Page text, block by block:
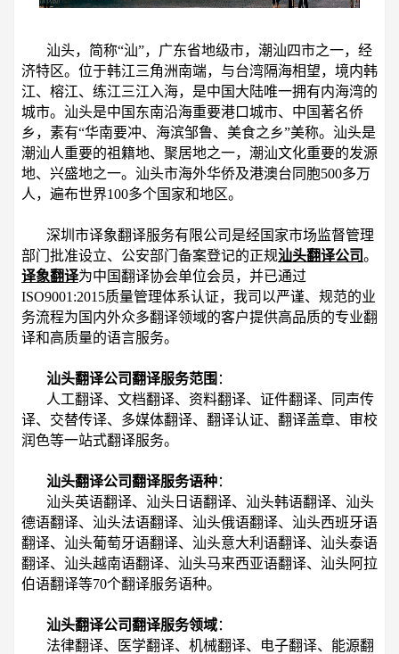
汕头，简称“汕”，广东省地级市，潮汕四市之一，经
济特区。位于韩江三角洲南端，与台湾隔海相望，境内韩
江、榕江、练江三江入海，是中国大陆唯一拥有内海湾的
城市。汕头是中国东南沿海重要港口城市、中国著名侨
乡，素有“华南要冲、海滨邹鲁、美食之乡”美称。汕头是
潮汕人重要的祖籍地、聚居地之一，潮汕文化重要的发源
地、兴盛地之一。汕头市海外华侨及港澳台同胞500多万
人，遍布世界100多个国家和地区。
深圳市译象翻译服务有限公司是经国家市场监督管理
部门批准设立、公安部门备案登记的正规汕头翻译公司。
译象翻译为中国翻译协会单位会员，并已通过
ISO9001:2015质量管理体系认证，我司以严谨、规范的业
务流程为国内外众多翻译领域的客户提供高品质的专业翻
译和高质量的语言服务。
汕头翻译公司翻译服务范围 ：
人工翻译、文档翻译、资料翻译、证件翻译、同声传
译、交替传译、多媒体翻译、翻译认证、翻译盖章、审校
润色等一站式翻译服务。
汕头翻译公司翻译服务语种：
汕头英语翻译、汕头日语翻译、汕头韩语翻译、汕头
德语翻译、汕头法语翻译、汕头俄语翻译、汕头西班牙语
翻译、汕头葡萄牙语翻译、汕头意大利语翻译、汕头泰语
翻译、汕头越南语翻译、汕头马来西亚语翻译、汕头阿拉
伯语翻译等70个翻译服务语种。
汕头翻译公司翻译服务领域：
法律翻译、医学翻译、机械翻译、电子翻译、能源翻